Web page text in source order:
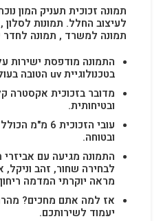
תמונה זכוכית תעניק המון
לעיצוב החלל. תמונות
תמונה למשרד , תמונה לחדר
בטכנולוגיית uv הטובה בעולם.
מדובר בזכוכית אקסטרה
ובטיחותית.
ובטוחה.
התמונה מגיעה עם
לבחירה שחור, זהב
מראה יוקרתי המדמה ריחוף במרחק
יעמוד לשירותכם.